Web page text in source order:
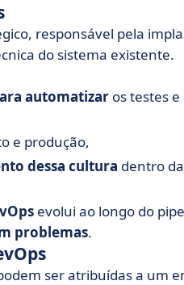
responsável pela
do sistema existente.
automatizar os testes
e produção,
dessa cultura dentro
evolui ao longo do
problemas.
ser atribuídas a um